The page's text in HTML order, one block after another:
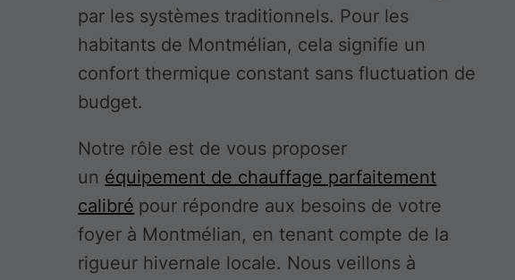
par les systèmes traditionnels. Pour les
habitants de Montmélian, cela signifie un
confort thermique constant sans fluctuation de
budget.
Notre rôle est de vous proposer
un équipement de chauffage parfaitement
calibré pour répondre aux besoins de votre
foyer à Montmélian, en tenant compte de la
rigueur hivernale locale. Nous veillons à